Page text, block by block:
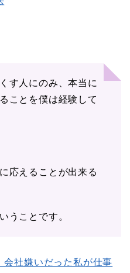
す人にのみ、本当に
ことを僕は経験して
応えることが出来る
うことです。
会社嫌いだった私が仕事